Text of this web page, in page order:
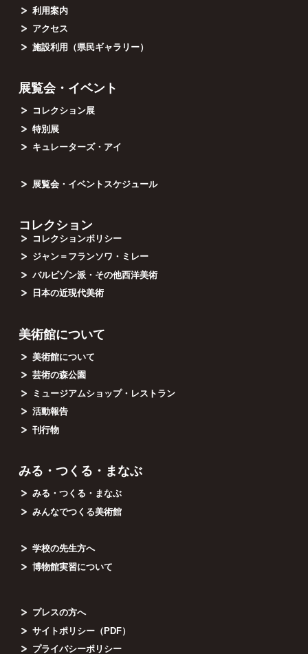
利用案内
アクセス
施設利用（県民ギャラリー）
展覧会・イベント
コレクション展
特別展
キュレーターズ・アイ
展覧会・イベントスケジュール
コレクション
コレクションポリシー
ジャン＝フランソワ・ミレー
バルビゾン派・その他西洋美術
日本の近現代美術
美術館について
美術館について
芸術の森公園
ミュージアムショップ・レストラン
活動報告
刊行物
みる・つくる・まなぶ
みる・つくる・まなぶ
みんなでつくる美術館
学校の先生方へ
博物館実習について
プレスの方へ
サイトポリシー（PDF）
プライバシーポリシー